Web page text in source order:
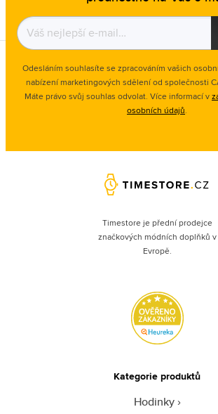
Odesláním souhlasíte se zpracováním vašich
nabízení marketingových sdělení od společnosti
Máte právo svůj souhlas odvolat. Více informací v
osobních údajů.
Timestore je přední prodejce
značkových módních doplňků v
Evropě.
Kategorie produktů
Hodinky